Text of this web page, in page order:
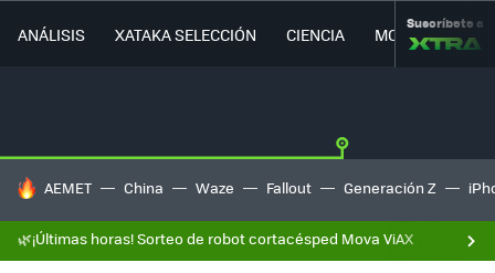
ANÁLISIS XATAKA SELECCIÓN CIENCIA MOVILIDAD
Suscríbete a
HOY SE HABLA DE
AEMET China Waze Fallout Generación Z
🌿¡Últimas horas! Sorteo de robot cortacésped Mova ViAX